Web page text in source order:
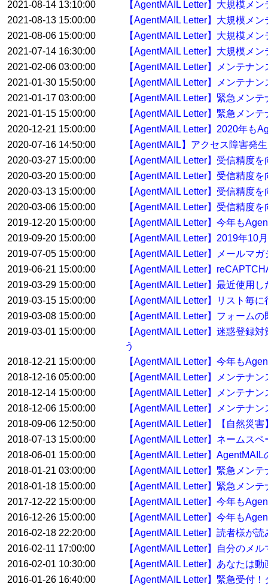
2021-08-14 13:10:00
【AgentMAIL Letter】大規模メ
2021-08-13 15:00:00
【AgentMAIL Letter】大規模メ
2021-08-06 15:00:00
【AgentMAIL Letter】大規模メ
2021-07-14 16:30:00
【AgentMAIL Letter】大規模メ
2021-02-06 03:00:00
【AgentMAIL Letter】メンテナ
2021-01-30 15:50:00
【AgentMAIL Letter】メンテナ
2021-01-17 03:00:00
【AgentMAIL Letter】緊急メン
2021-01-15 15:00:00
【AgentMAIL Letter】緊急メン
2020-12-21 15:00:00
【AgentMAIL Letter】2020年も
2020-07-16 14:50:00
【AgentMAIL】アクセス障害発
2020-03-27 15:00:00
【AgentMAIL Letter】受信精度
2020-03-20 15:00:00
【AgentMAIL Letter】受信精度
2020-03-13 15:00:00
【AgentMAIL Letter】受信精度
2020-03-06 15:00:00
【AgentMAIL Letter】受信精度
2019-12-20 15:00:00
【AgentMAIL Letter】今年も
2019-09-20 15:00:00
【AgentMAIL Letter】2019年10
2019-07-05 15:00:00
【AgentMAIL Letter】メールマ
2019-06-21 15:00:00
【AgentMAIL Letter】
2019-03-29 15:00:00
【AgentMAIL Letter】最近使用
2019-03-15 15:00:00
【AgentMAIL Letter】リスト毎
2019-03-08 15:00:00
【AgentMAIL Letter】フォーム
2019-03-01 15:00:00
【AgentMAIL Letter】迷惑登録
う
2018-12-21 15:00:00
【AgentMAIL Letter】今年も
2018-12-16 05:00:00
【AgentMAIL Letter】メンテナ
2018-12-14 15:00:00
【AgentMAIL Letter】メンテナ
2018-12-06 15:00:00
【AgentMAIL Letter】メンテナ
2018-09-06 12:50:00
【AgentMAIL Letter】【自然災
2018-07-13 15:00:00
【AgentMAIL Letter】ネームス
2018-06-01 15:00:00
【AgentMAIL Letter】
2018-01-21 03:00:00
【AgentMAIL Letter】緊急メン
2018-01-18 15:00:00
【AgentMAIL Letter】緊急メン
2017-12-22 15:00:00
【AgentMAIL Letter】今年も
2016-12-26 15:00:00
【AgentMAIL Letter】今年も
2016-02-18 22:20:00
【AgentMAIL Letter】読者様が
2016-02-11 17:00:00
【AgentMAIL Letter】自分のメ
2016-02-01 10:30:00
【AgentMAIL Letter】あなたは
2016-01-26 16:40:00
【AgentMAIL Letter】緊急受付